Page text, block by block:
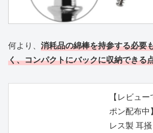
何より、 消耗品の綿棒を持参する必要
く、コンパクトにバックに収納できる
【レビュ
ポン配布中
レス製 耳